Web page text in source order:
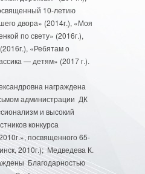
10-летию
двора» (2014г.), «Моя
по свету» (2016г.),
«Ребятам о
— детям» (2017 г.).
награждена
администрации ДК
и высокий
конкурса
посвященного 65-
2010г.); Медведева К.
Благодарностью